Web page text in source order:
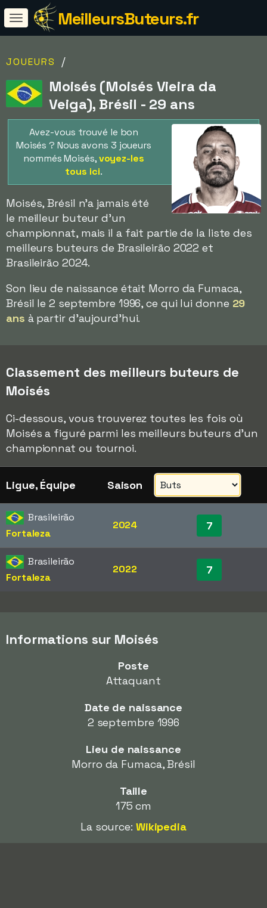
MeilleursButeurs.fr
JOUEURS /
Moisés (Moisés Vieira da
Veiga), Brésil - 29 ans
Avez-vous trouvé le bon
Moisés ? Nous avons 3 joueurs
nommés Moisés,voyez-les
tous ici.
Moisés, Brésil n'a jamais été
le meilleur buteur d'un
championnat, mais il a fait partie de la liste des
meilleurs buteurs de Brasileirão 2022 et
Brasileirão 2024.
Son lieu de naissance était Morro da Fumaca,
Brésil le 2 septembre 1996, ce qui lui donne 29
ans à partir d'aujourd'hui.
Classement des meilleurs buteurs de
Moisés
Ci-dessous, vous trouverez toutes les fois où
Moisés a figuré parmi les meilleurs buteurs d'un
championnat ou tournoi.
Ligue, Équipe Saison
Brasileirão
Fortaleza
2024 7
Brasileirão
Fortaleza
2022 7
Informations sur Moisés
Poste
Attaquant
Date de naissance
2 septembre 1996
Lieu de naissance
Morro da Fumaca, Brésil
Taille
175 cm
La source: Wikipedia